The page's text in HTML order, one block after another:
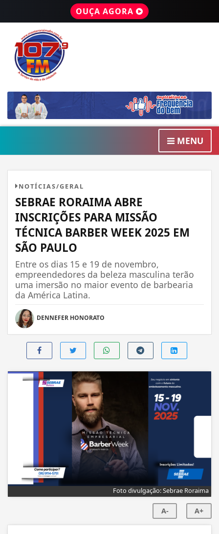
OUÇA AGORA
MENU
NOTÍCIAS/GERAL
SEBRAE RORAIMA ABRE
INSCRIÇÕES PARA MISSÃO
TÉCNICA BARBER WEEK 2025 EM
SÃO PAULO
Entre os dias 15 e 19 de novembro,
empreendedores da beleza masculina terão
uma imersão no maior evento de barbearia
da América Latina.
DENNEFER HONORATO
Foto divulgação: Sebrae Roraima
A- A+